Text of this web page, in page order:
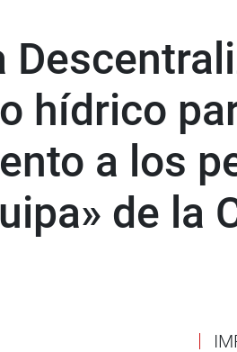
hídrico
a los
de la